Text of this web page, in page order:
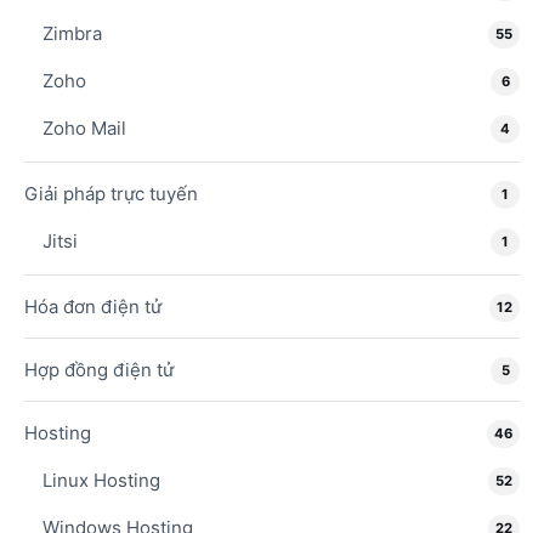
Zimbra 55
Zoho 6
Zoho Mail 4
Giải pháp trực tuyến 1
Jitsi 1
Hóa đơn điện tử 12
Hợp đồng điện tử 5
Hosting 46
Linux Hosting 52
Windows Hosting 22